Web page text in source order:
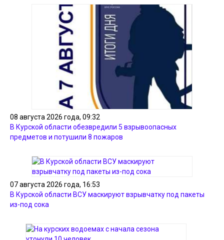
08 августа 2026 года, 09:32
В Курской области обезвредили 5 взрывоопасных
предметов и потушили 8 пожаров
07 августа 2026 года, 16:53
В Курской области ВСУ маскируют взрывчатку под пакеты
из-под сока